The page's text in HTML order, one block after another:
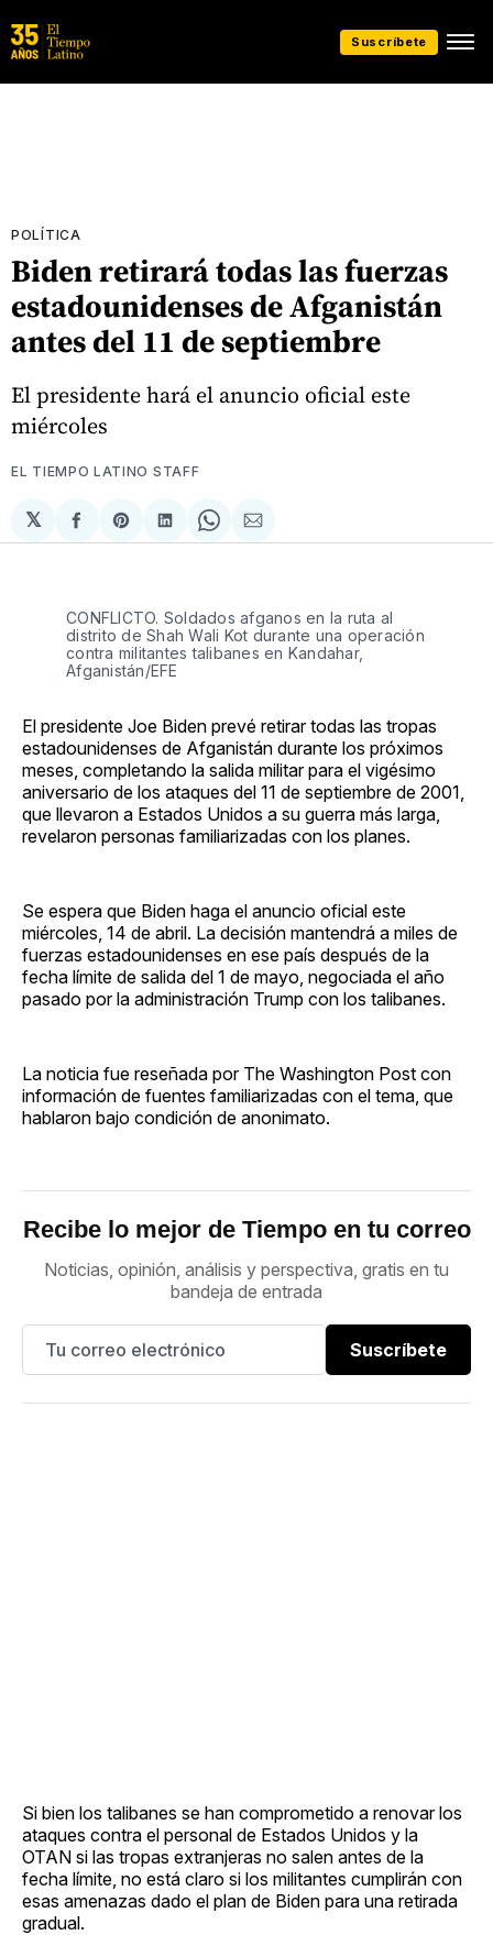
Suscríbete
POLÍTICA
Biden retirará todas las fuerzas
estadounidenses de Afganistán
antes del 11 de septiembre
El presidente hará el anuncio oficial este
miércoles
EL TIEMPO LATINO STAFF
𝕏
Compartir
en
Share
on
Compartir
en
Share
on
Compartir
via
CONFLICTO. Soldados afganos en la ruta al
distrito de Shah Wali Kot durante una operación
contra militantes talibanes en Kandahar,
Afganistán/EFE
El presidente Joe Biden prevé retirar todas las tropas
estadounidenses de Afganistán durante los próximos
meses, completando la salida militar para el vigésimo
aniversario de los ataques del 11 de septiembre de 2001,
que llevaron a Estados Unidos a su guerra más larga,
revelaron personas familiarizadas con los planes.
Se espera que Biden haga el anuncio oficial este
miércoles, 14 de abril. La decisión mantendrá a miles de
fuerzas estadounidenses en ese país después de la
fecha límite de salida del 1 de mayo, negociada el año
pasado por la administración Trump con los talibanes.
La noticia fue reseñada por The Washington Post con
información de fuentes familiarizadas con el tema, que
hablaron bajo condición de anonimato.
Recibe lo mejor de Tiempo en tu correo
Noticias, opinión, análisis y perspectiva, gratis en tu
bandeja de entrada
Suscríbete
Si bien los talibanes se han comprometido a renovar los
ataques contra el personal de Estados Unidos y la
OTAN si las tropas extranjeras no salen antes de la
fecha límite, no está claro si los militantes cumplirán con
esas amenazas dado el plan de Biden para una retirada
gradual.